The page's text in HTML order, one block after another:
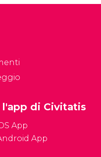
l'app di Civitatis
App
App